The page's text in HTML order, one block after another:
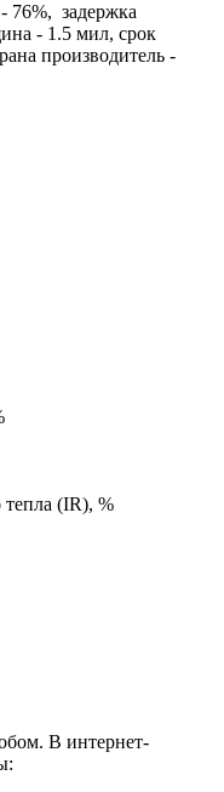
76%, задержка
- 1.5 мил, срок
производитель -
(IR), %
В интернет-